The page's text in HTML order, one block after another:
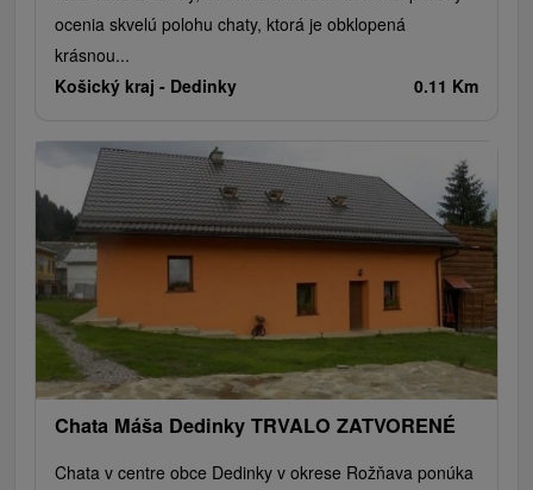
ocenia skvelú polohu chaty, ktorá je obklopená
krásnou...
Košický kraj - Dedinky 0.11 Km
Chata Máša Dedinky TRVALO ZATVORENÉ
Chata v centre obce Dedinky v okrese Rožňava ponúka